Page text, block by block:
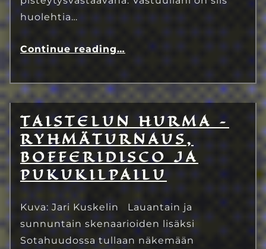
huolehtia…
Continue reading…
TAISTELUN HURMA –
RYHMÄTURNAUS,
BOFFERIDISCO JA
PUKUKILPAILU
Kuva: Jari Kuskelin Lauantain ja
sunnuntain skenaarioiden lisäksi
Sotahuudossa tullaan näkemään
3.7.2023
Eetu Kinnunen